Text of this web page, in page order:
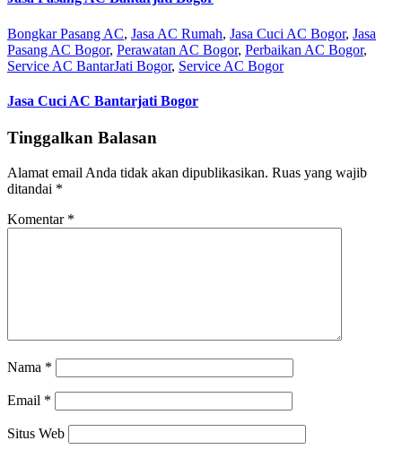
Bongkar Pasang AC, Jasa AC Rumah, Jasa Cuci AC Bogor, Jasa
Pasang AC Bogor, Perawatan AC Bogor, Perbaikan AC Bogor,
Service AC BantarJati Bogor, Service AC Bogor
Jasa Cuci AC Bantarjati Bogor
Tinggalkan Balasan
Alamat email Anda tidak akan dipublikasikan. Ruas yang wajib
ditandai *
Komentar *
Nama *
Email *
Situs Web